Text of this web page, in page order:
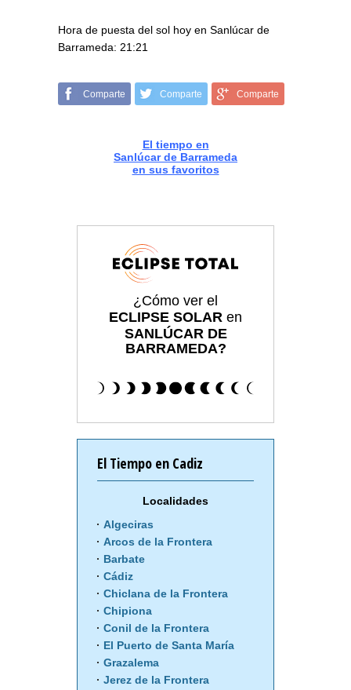
Hora de puesta del sol hoy en Sanlúcar de
Barrameda: 21:21
Comparte Comparte Comparte
El tiempo en
Sanlúcar de Barrameda
en sus favoritos
¿Cómo ver el
ECLIPSE SOLAR en
SANLÚCAR DE
BARRAMEDA?
El Tiempo en Cadiz
Localidades
Algeciras
Arcos de la Frontera
Barbate
Cádiz
Chiclana de la Frontera
Chipiona
Conil de la Frontera
El Puerto de Santa María
Grazalema
Jerez de la Frontera